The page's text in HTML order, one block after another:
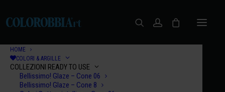
HOME
COLORI & ARGILLE
COLLEZIONI READY TO USE
Bellissimo! Glaze – Cone 06
Bellissimo! Glaze – Cone 8